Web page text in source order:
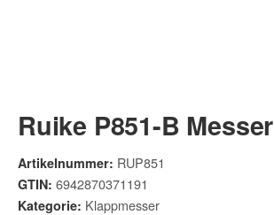
Ruike P851-B Messer
Artikelnummer: RUP851
GTIN: 6942870371191
Kategorie: Klappmesser